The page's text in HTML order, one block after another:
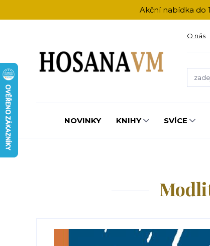
Akční nabídka do
O nás
NOVINKY KNIHY SVÍCE